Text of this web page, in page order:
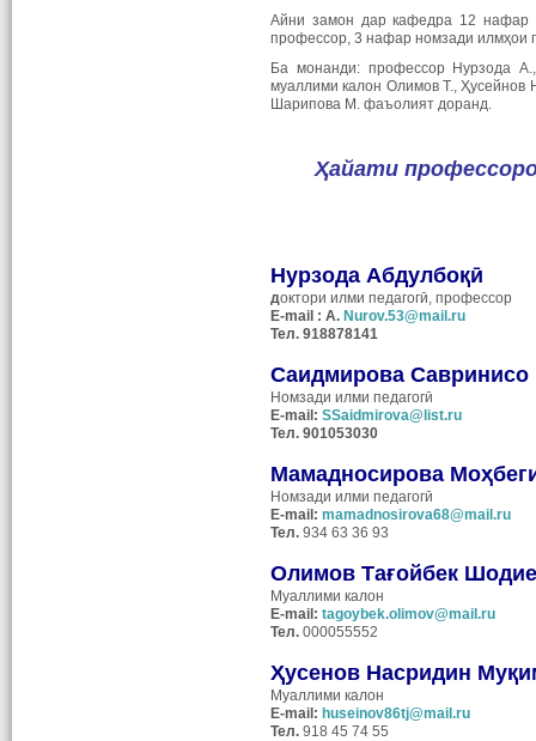
Айни замон дар кафедра 12 нафар
профессор, 3 нафар номзади илмҳои
Ба монанди: профессор Нурзода
муаллими калон Олимов Т., Ҳусейнов
Шарипова М. фаъолият доранд.
Ҳайати
Нурзода Абдулбоқӣ
доктори илми педагогӣ, профессор
E-mail : A. Nurov.53@mail.ru
Тел. 918878141
Саидмирова Савринисо
Номзади илми педагогӣ
E-mail: SSaidmirova@list.ru
Тел. 901053030
Мамадносирова
Номзади илми педагогӣ
E-mail: mamadnosirova68@mail.ru
Тел. 934 63 36 93
Олимов Тағойбек
Муаллими калон
E-mail : tagoybek.olimov@mail.ru
Тел. 000055552
Ҳусенов Насридин
Муаллими калон
E-mail: huseinov86tj@mail.ru
Тел. 918 45 74 55